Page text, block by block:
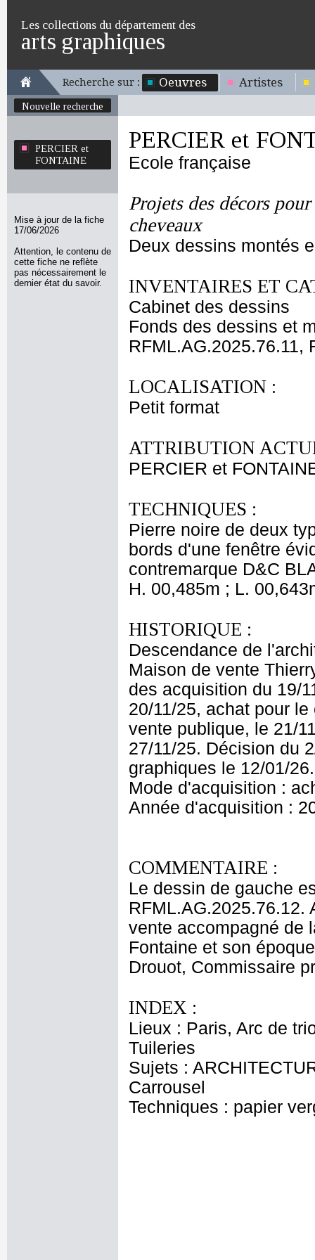
Les collections du département des
arts graphiques
Recherche sur : Oeuvres Artistes
Nouvelle recherche
PERCIER et
FONTAINE
Mise à jour de la fiche
17/06/2026
Attention, le contenu de
cette fiche ne reflète
pas nécessairement le
dernier état du savoir.
PERCIER et
Ecole française
Projets des décors
cheveaux
Deux dessins montés
INVENTAIRES ET
Cabinet des dessins
Fonds des dessins et
RFML.AG.2025.76.11,
LOCALISATION :
Petit format
ATTRIBUTION
PERCIER et
TECHNIQUES :
Pierre noire de deux
bords d'une fenêtre
contremarque D&C
H. 00,485m ; L.
HISTORIQUE :
Descendance de
Maison de vente
des acquisition du 19/
20/11/25, achat pour
vente publique, le 21/
27/11/25. Décision du
graphiques le 12/01/26.
Mode d'acquisition :
Année d'acquisition :
COMMENTAIRE :
Le dessin de gauche
RFML.AG.2025.76.12.
vente accompagné de
Fontaine et son
Drouot, Commissaire
INDEX :
Lieux : Paris, Arc de
Tuileries
Sujets :
Carrousel
Techniques : papier